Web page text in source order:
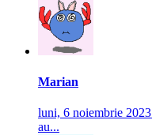
Marian
luni, 6 noiembrie 2023
au...